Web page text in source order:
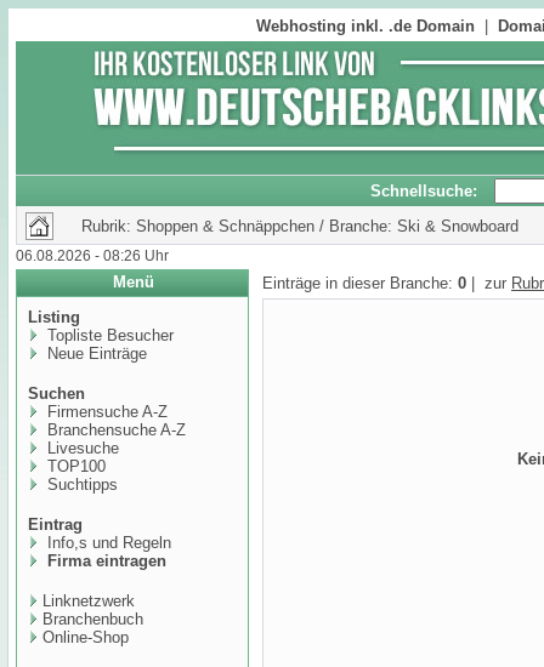
Webhosting inkl. .de Domain
Schnellsuche:
Rubrik: Shoppen & Schnäppchen / Branche: Ski & Snowboard
06.08.2026 - 08:26 Uhr
Menü
Listing
Topliste Besucher
Neue Einträge
Suchen
Firmensuche A-Z
Branchensuche A-Z
Livesuche
TOP100
Suchtipps
Eintrag
Info,s und Regeln
Firma eintragen
Linknetzwerk
Branchenbuch
Online-Shop
Einträge in dieser Branche: 0 | zur